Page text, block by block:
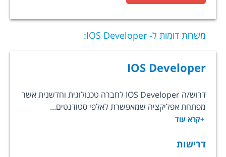
משרות דומות ל- IOS Developer
:
IOS Developer
דרוש/ה IOS Developer לחברה טכנולוגית וחדשנית אשר
מפתחת אפליקציה שמאפשרת לאלפי סטודנטים...
+קרא עוד
דרישות